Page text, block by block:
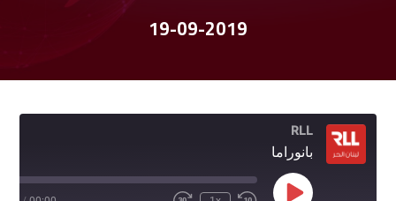
19-09-2019
RLL
بانوراما